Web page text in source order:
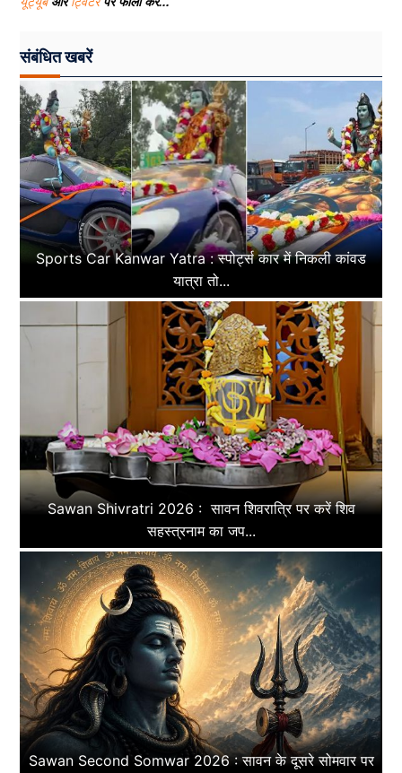
संबंधित खबरें
Sports Car Kanwar Yatra : स्पोर्ट्स कार में निकली कांवड
यात्रा तो...
Sawan Shivratri 2026 : सावन शिवरात्रि पर करें शिव
सहस्त्रनाम का जप...
Sawan Second Somwar 2026 : सावन के दूसरे सोमवार पर